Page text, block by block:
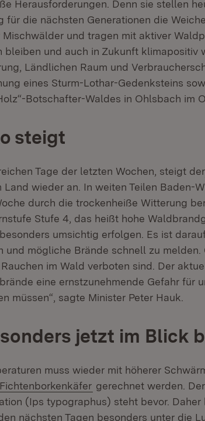
Herausforderungen. Denn sie stellen
für die nächsten Generationen die
und tragen mit aktiver
und auch in Zukunft klimapositiv
Ländlichen Raum und
eines Sturm-Lothar-Gedenksteins
Botschafter-Waldes in Ohlsbach im
steigt
Tage der letzten Wochen, steigt der
in neuem Fenster)
Land wieder an. In weiten Teilen Baden-
durch die trockenheiße Witterung
Stufe 4, das heißt hohe
umsichtig erfolgen. Es ist
und mögliche Brände schnell zu melden.
im Wald verboten sind. Der
eine ernstzunehmende Gefahr für
müssen“, sagte Minister Peter Hauk.
jetzt im Blick
muss wieder mit höherer
Extern:
Fichtenborkenkäfer (Öffnet in neuem
gerechnet werden.
(Ips typographus) steht bevor.
nächsten Tagen besonders unter die